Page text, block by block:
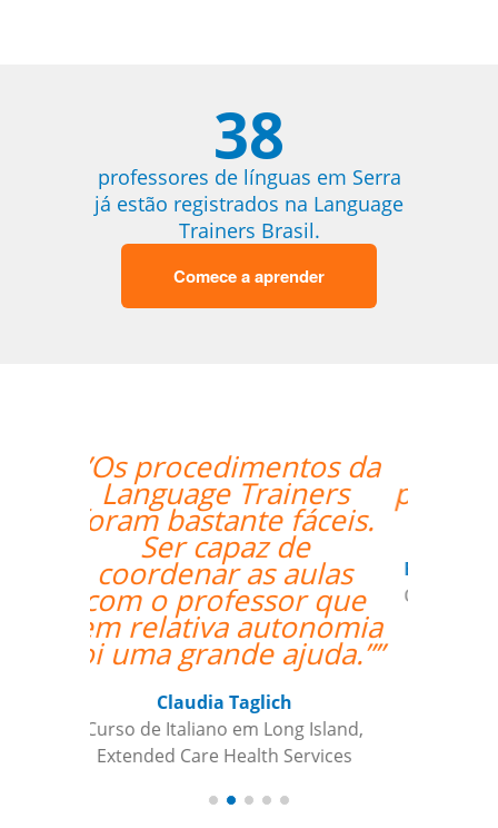
38
professores de línguas em Serra
já estão registrados na Language
Trainers Brasil.
Comece a aprender
“”Nos aprovamos o
professor Djalma com
louvor. ””
Edna Ribeiro Hernandez Martin
Curso de Japonês em Juiz de Fora